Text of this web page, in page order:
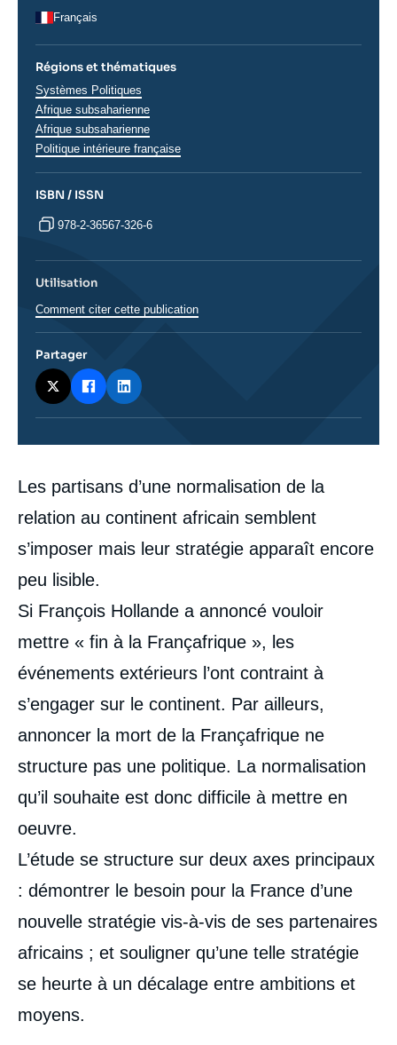
Corps
analyses
Les partisans d’une normalisation de la
relation au continent africain semblent
s’imposer mais leur stratégie apparaît encore
peu lisible.
Si François Hollande a annoncé vouloir
mettre « fin à la Françafrique », les
événements extérieurs l’ont contraint à
s’engager sur le continent. Par ailleurs,
annoncer la mort de la Françafrique ne
structure pas une politique. La normalisation
qu’il souhaite est donc difficile à mettre en
oeuvre.
L’étude se structure sur deux axes principaux
: démontrer le besoin pour la France d’une
nouvelle stratégie vis-à-vis de ses partenaires
africains ; et souligner qu’une telle stratégie
se heurte à un décalage entre ambitions et
moyens.
Français
Régions et thématiques
Thématiques
analyses
Systèmes Politiques
Afrique subsaharienne
Régions
Afrique subsaharienne
Politique intérieure française
ISBN / ISSN
978-2-36567-326-6
Utilisation
Comment citer cette publication
Partager